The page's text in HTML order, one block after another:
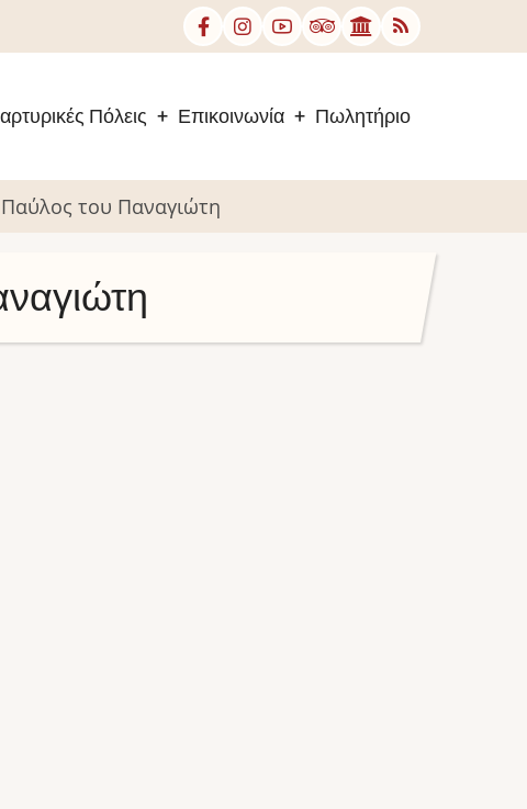
Πόλεις Επικοινωνία Πωλητήριο
του Παναγιώτη